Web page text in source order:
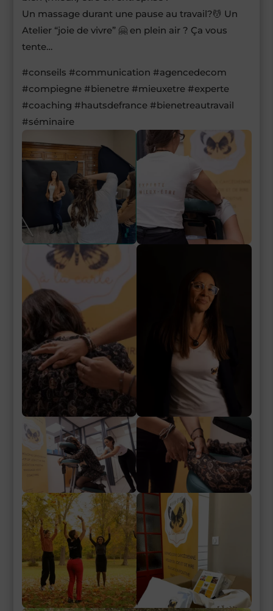
Un massage durant une pause au travail?💆 Un
Atelier “joie de vivre” 🤗 en plein air ? Ça vous
tente…
#conseils #communication #agencedecom
#compiegne #bienetre #mieuxetre #experte
#coaching #hautsdefrance #bienetreautravail
#séminaire